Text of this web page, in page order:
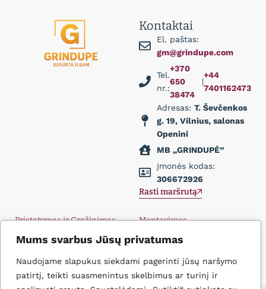
Mums svarbus Jūsų privatumas
Naudojame slapukus siekdami pagerinti jūsų naršymo
patirtį, teikti suasmenintus skelbimus ar turinį ir
Kontaktai
El. paštas:
gm@grindupe.com
Tel.
nr.:
+370
650
38474
|
+44
7401162473
Adresas: T. Ševčenkos
g. 19, Vilnius, salonas
Openini
MB „GRINDUPĖ”
Įmonės kodas:
306672926
Rasti maršrutą
Pristatymas ir Grąžinimas
Privatumo politika
Montavimas
Didmena
Kontaktai